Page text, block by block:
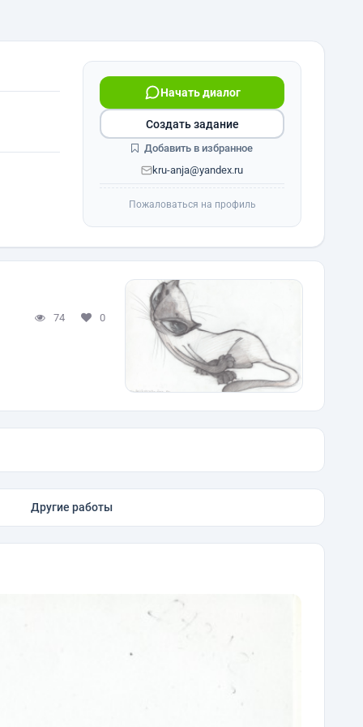
Начать диалог
kru-anja@yandex.ru
Создать задание
Добавить в избранное
Пожаловаться на профиль
74 0
Другие работы